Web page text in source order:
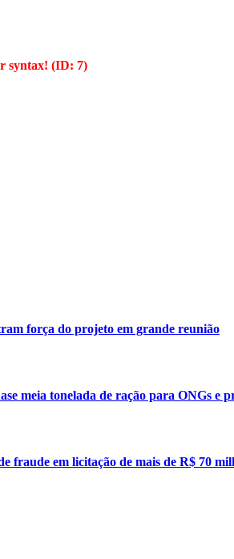
syntax! (ID: 7)
força do projeto em grande reunião
meia tonelada de ração para ONGs e
fraude em licitação de mais de R$ 70